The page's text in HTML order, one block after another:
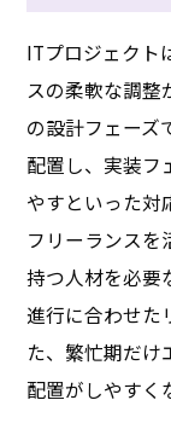
ITプロジェクト
スの柔軟な調整
の設計フェーズ
配置し、実装フ
やすといった対
フリーランスを
持つ人材を必要
進行に合わせた
た、繁忙期だけ
配置がしやすく